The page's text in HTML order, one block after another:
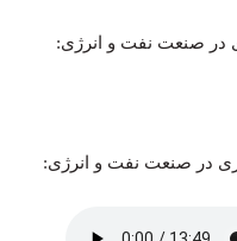
در صنعت نفت و انرژی: